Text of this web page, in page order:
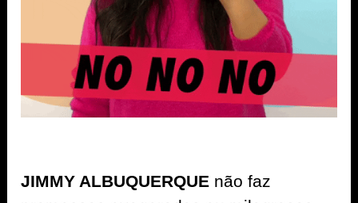
JIMMY ALBUQUERQUE não faz